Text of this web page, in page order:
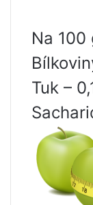
Na 100
Tuk –